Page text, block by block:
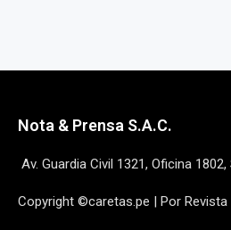
Nota & Prensa S.A.C.
Av. Guardia Civil 1321, Oficina
Copyright ©caretas.pe | Por Revista